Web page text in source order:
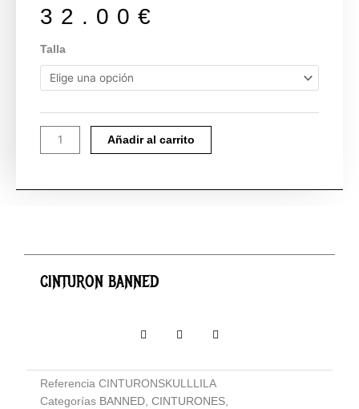
32.00 €
Talla
CINTURON
BANNED
cantidad
Añadir al carrito
CINTURON BANNED
Referencia CINTURONSKULLLILA
Categorías BANNED, CINTURONES,